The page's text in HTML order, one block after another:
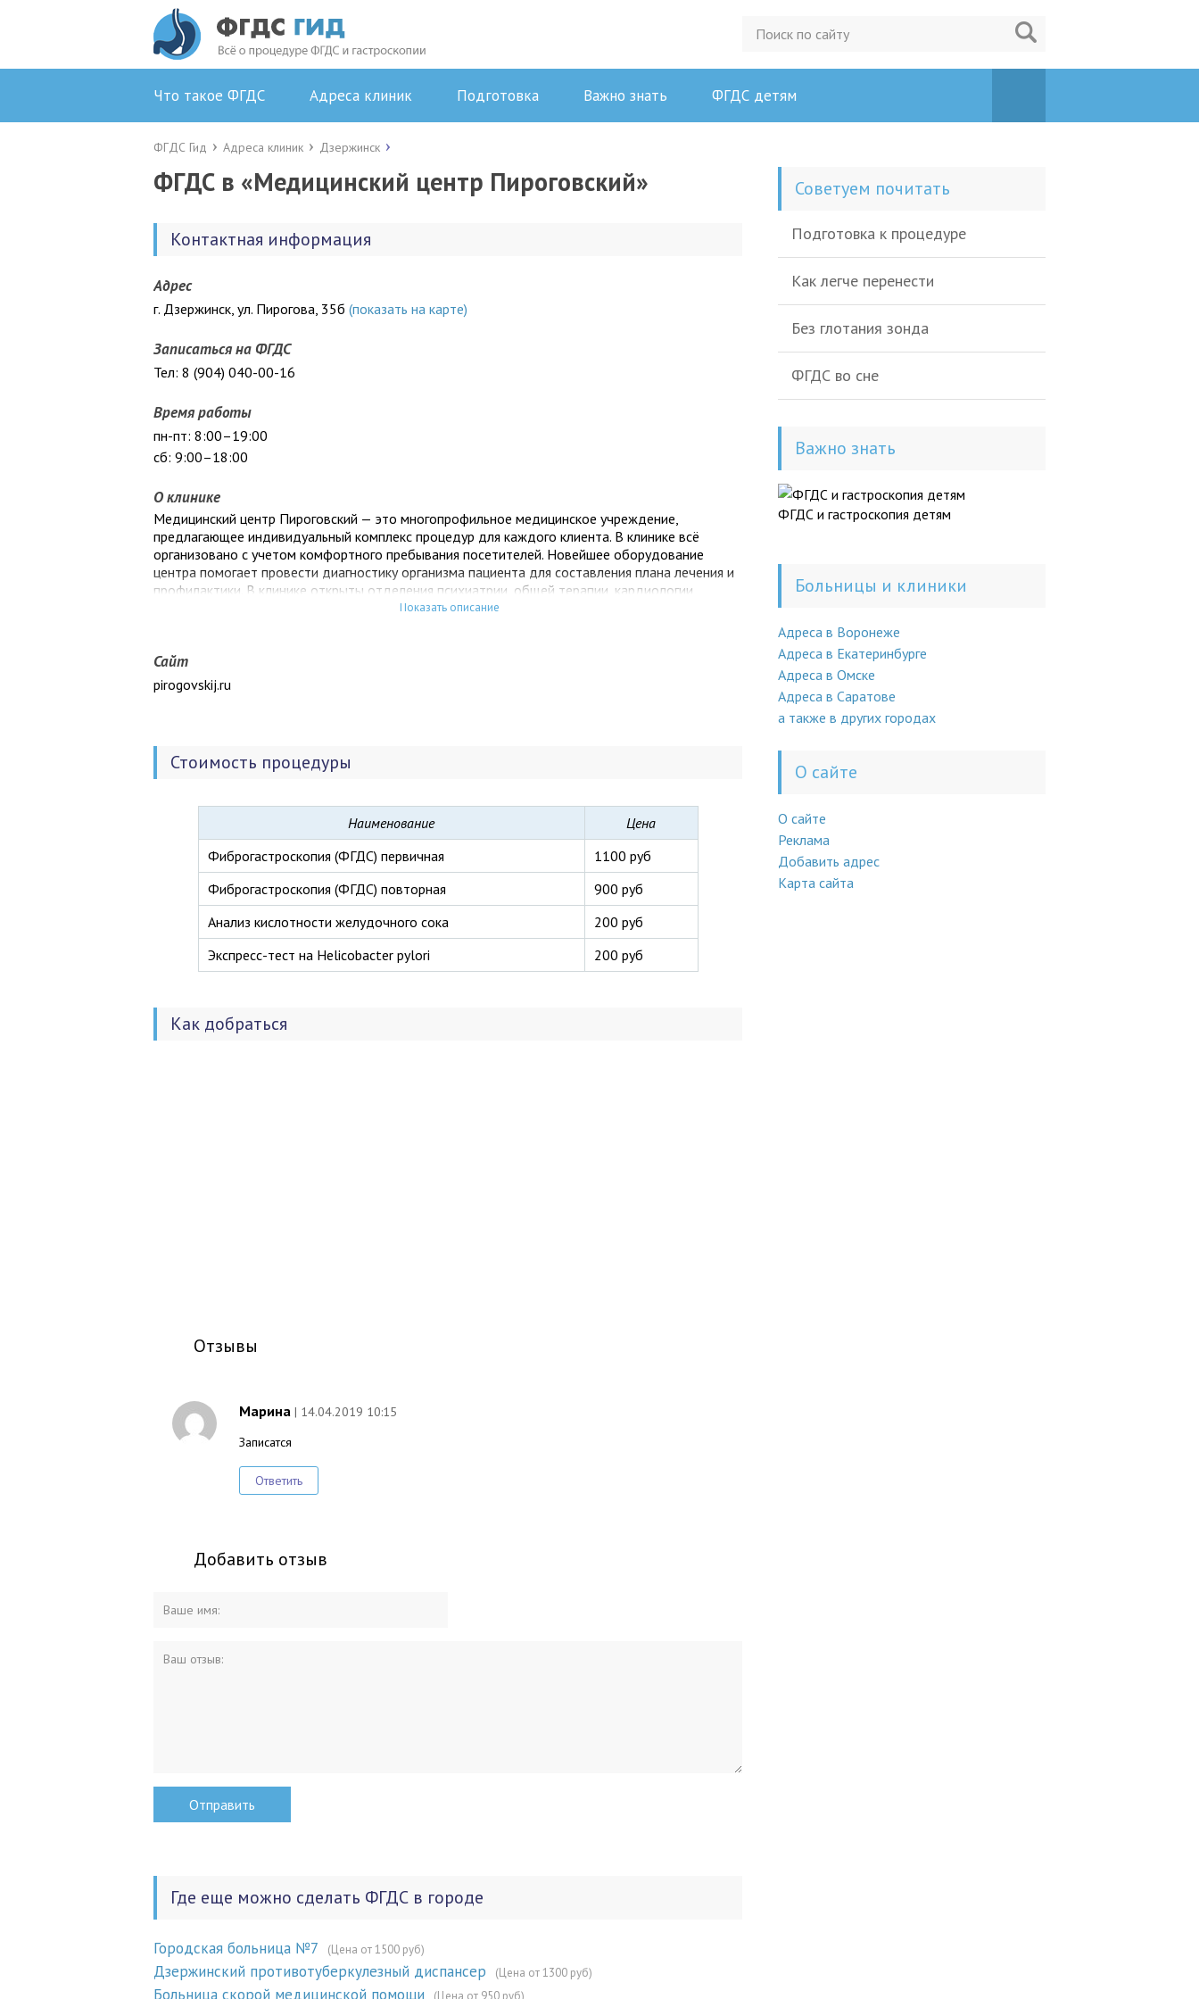
Что такое ФГДС Адреса клиник Подготовка Важно знать ФГДС детям
ФГДС Гид Адреса клиник Дзержинск
ФГДС в «Медицинский центр Пироговский»
Контактная информация
Адрес
г. Дзержинск, ул. Пирогова, 35б (показать на карте)
Записаться на ФГДС
Тел: 8 (904) 040-00-16
Время работы
пн-пт: 8:00–19:00
сб: 9:00–18:00
О клинике
Медицинский центр Пироговский — это многопрофильное медицинское учреждение,
предлагающее индивидуальный комплекс процедур для каждого клиента. В клинике всё
организовано с учетом комфортного пребывания посетителей. Новейшее оборудование
центра помогает провести диагностику организма пациента для составления плана лечения и
профилактики. В клинике открыты отделения психиатрии, общей терапии, кардиологии,
ревматологии, гастроэнтерологии, неврологии, эндокринологии, дерматологии, урологии,
каждой вашей просьбе. Доверяя свое лечение нам, вы можете не сомневаться в
положительном результате.
Показать описание
Сайт
pirogovskij.ru
Стоимость процедуры
Наименование
Цена
Фиброгастроскопия (ФГДС) первичная
1100 руб
Фиброгастроскопия (ФГДС) повторная
900 руб
Анализ кислотности желудочного сока
200 руб
Экспресс-тест на Helicobacter pylori
200 руб
Как добраться
Отзывы
Марина | 14.04.2019 10:15
Записатся
Ответить
Добавить отзыв
Где еще можно сделать ФГДС в городе
Городская больница №7 (Цена от 1500 руб)
Дзержинский противотуберкулезный диспансер (Цена от 1300 руб)
Больница скорой медицинской помощи (Цена от 950 руб)
Советуем почитать
Подготовка к процедуре
Как легче перенести
Без глотания зонда
ФГДС во сне
Важно знать
ФГДС и гастроскопия детям
Больницы и клиники
Адреса в Воронеже
Адреса в Екатеринбурге
Адреса в Омске
Адреса в Саратове
а также в других городах
О сайте
О сайте
Реклама
Добавить адрес
Карта сайта